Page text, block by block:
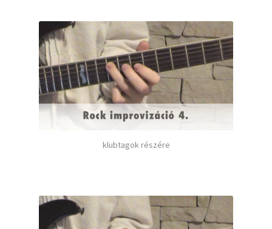
klubtagok részére